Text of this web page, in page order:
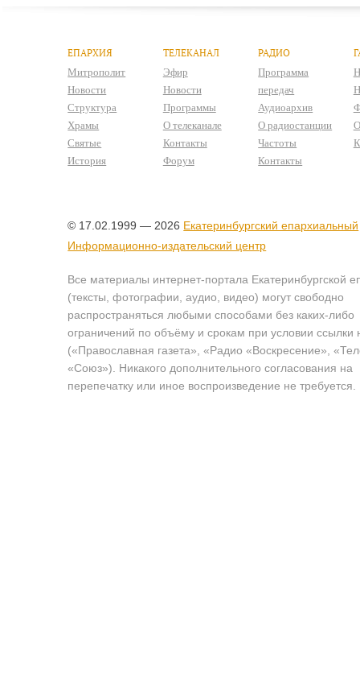
ЕПАРХИЯ
Митрополит
Новости
Структура
Храмы
Святые
История
ТЕЛЕКАНАЛ
Эфир
Новости
Программы
О телеканале
Контакты
Форум
РАДИО
Программа
передач
Аудиоархив
О радиостанции
Частоты
Контакты
© 17.02.1999 — 2026 Екатеринбургский епархиальный
Информационно-издательский центр
Все материалы интернет-портала Екатеринбургской
(тексты, фотографии, аудио, видео) могут свободно
распространяться любыми способами без каких-либо
ограничений по объёму и срокам при условии ссылки
(«Православная газета», «Радио «Воскресение»,
«Союз»). Никакого дополнительного согласования на
перепечатку или иное воспроизведение не требуется.